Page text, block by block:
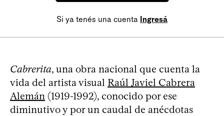
Si ya tenés una cuenta Ingresá
Cabrerita, una obra nacional que cuenta la
vida del artista visual Raúl Javiel Cabrera
Alemán (1919-1992), conocido por ese
diminutivo y por un caudal de anécdotas